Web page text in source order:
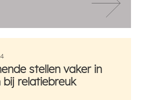
stellen vaker in
relatiebreuk